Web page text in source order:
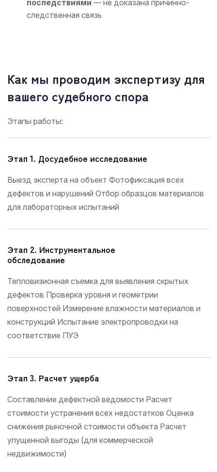
последствиями — не доказана причинно-
следственная связь
Как мы проводим экспертизу для
вашего судебного спора
Этапы работы:
Этап 1. Досудебное исследование
Выезд эксперта на объект Фотофиксация всех
дефектов и нарушений Отбор образцов материалов
для лабораторных испытаний
Этап 2. Инструментальное
обследование
Тепловизионная съемка для выявления скрытых
дефектов Проверка уровня и геометрии
поверхностей Измерение влажности материалов и
конструкций Испытание электропроводки на
соответствие ПУЭ
Этап 3. Расчет ущерба
Составление дефектной ведомости Расчет
стоимости устранения всех недостатков Оценка
снижения рыночной стоимости объекта Расчет
упущенной выгоды (для коммерческой
недвижимости)